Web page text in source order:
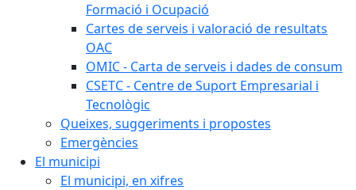
Formació i Ocupació
Cartes de serveis i valoració de resultats
OAC
OMIC - Carta de serveis i dades de consum
CSETC - Centre de Suport Empresarial i
Tecnològic
Queixes, suggeriments i propostes
Emergències
El municipi
El municipi, en xifres